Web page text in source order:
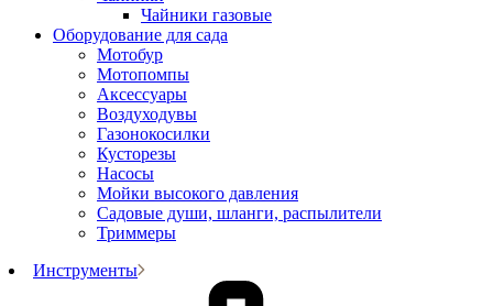
Чайники газовые
Оборудование для сада
Мотобур
Мотопомпы
Аксессуары
Воздуходувы
Газонокосилки
Кусторезы
Насосы
Мойки высокого давления
Садовые души, шланги, распылители
Триммеры
Инструменты